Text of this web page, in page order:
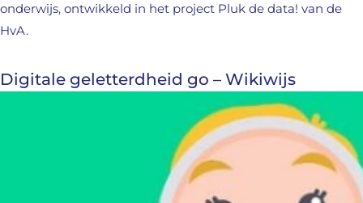
onderwijs, ontwikkeld in het project Pluk de data! van de
HvA.
Digitale geletterdheid go – Wikiwijs